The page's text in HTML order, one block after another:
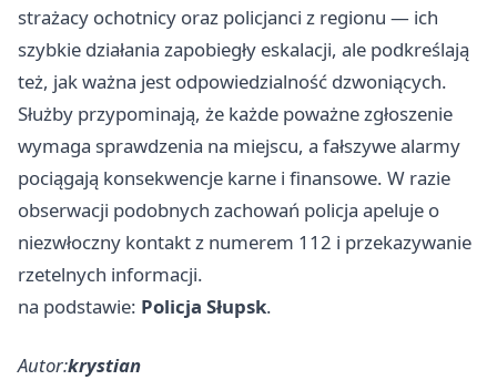
strażacy ochotnicy oraz policjanci z regionu — ich
szybkie działania zapobiegły eskalacji, ale podkreślają
też, jak ważna jest odpowiedzialność dzwoniących.
Służby przypominają, że każde poważne zgłoszenie
wymaga sprawdzenia na miejscu, a fałszywe alarmy
pociągają konsekwencje karne i finansowe. W razie
obserwacji podobnych zachowań policja apeluje o
niezwłoczny kontakt z numerem 112 i przekazywanie
rzetelnych informacji.
na podstawie: Policja Słupsk.
Autor:krystian